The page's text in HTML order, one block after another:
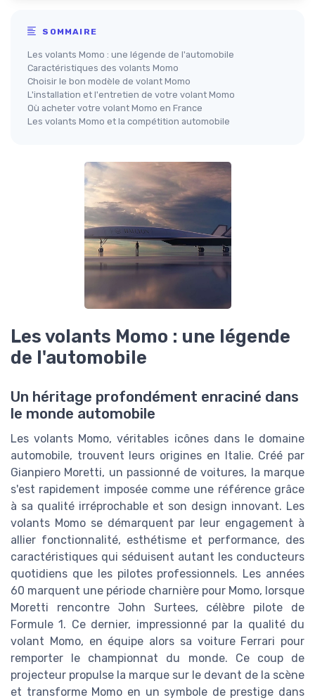
SOMMAIRE
Les volants Momo : une légende de l'automobile
Caractéristiques des volants Momo
Choisir le bon modèle de volant Momo
L'installation et l'entretien de votre volant Momo
Où acheter votre volant Momo en France
Les volants Momo et la compétition automobile
Les volants Momo : une légende
de l'automobile
Un héritage profondément enraciné dans
le monde automobile
Les volants Momo, véritables icônes dans le domaine
automobile, trouvent leurs origines en Italie. Créé par
Gianpiero Moretti, un passionné de voitures, la marque
s'est rapidement imposée comme une référence grâce
à sa qualité irréprochable et son design innovant. Les
volants Momo se démarquent par leur engagement à
allier fonctionnalité, esthétisme et performance, des
caractéristiques qui séduisent autant les conducteurs
quotidiens que les pilotes professionnels. Les années
60 marquent une période charnière pour Momo, lorsque
Moretti rencontre John Surtees, célèbre pilote de
Formule 1. Ce dernier, impressionné par la qualité du
volant Momo, en équipe alors sa voiture Ferrari pour
remporter le championnat du monde. Ce coup de
projecteur propulse la marque sur le devant de la scène
et transforme Momo en un symbole de prestige dans